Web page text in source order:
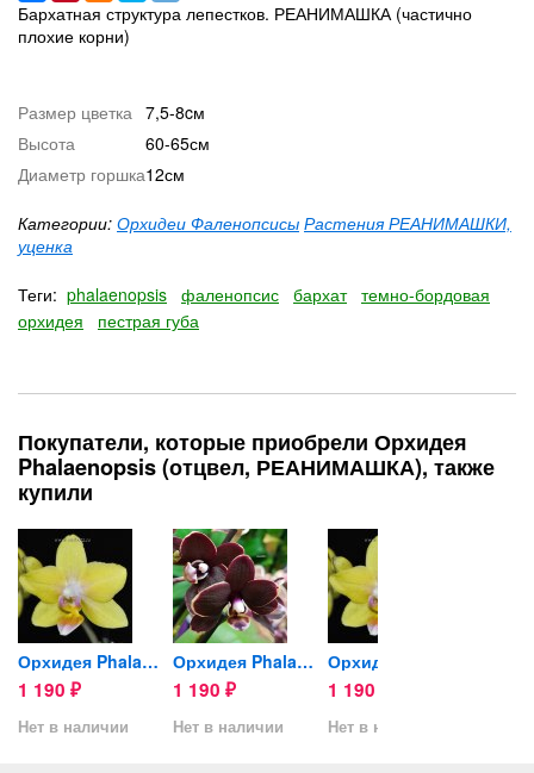
Бархатная структура лепестков. РЕАНИМАШКА (частично
плохие корни)
Размер цветка 7,5-8cм
Высота
60-65см
Диаметр горшка12см
Категории: Орхидеи Фаленопсисы Растения РЕАНИМАШКИ,
уценка
Теги: phalaenopsis фаленопсис бархат темно-бордовая
орхидея
пестрая губа
Покупатели, которые приобрели Орхидея
Phalaenopsis (отцвел, РЕАНИМАШКА), также
купили
Орхидея Phalaenopsis mini
1 190 ₽
Нет в наличии
Орхидея Phalaenopsis Brown,...
1 190 ₽
Нет в наличии
1 190
Нет в наличии